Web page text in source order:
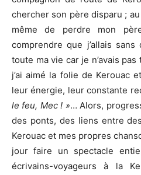
chercher son père disparu ;
même de perdre mon
comprendre que j’allais
toute ma vie car je n’avais
j’ai aimé la folie de Kerouac
leur énergie, leur constante
le feu, Mec ! »… Alors,
des ponts, des liens entre
Kerouac et mes propres
jour faire un spectacle
écrivains-voyageurs à la